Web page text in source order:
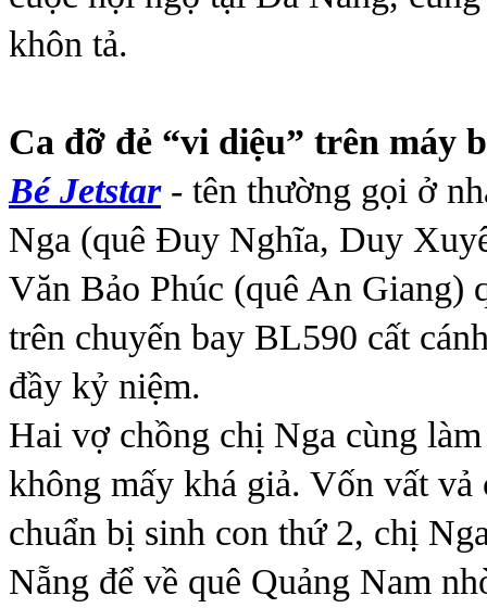
khôn tả.
Ca đỡ đẻ “vi diệu” trên máy
Bé Jetstar- tên thường gọi ở
Nga (quê Đuy Nghĩa, Duy
Văn Bảo Phúc (quê An Giang)
trên chuyến bay BL590 cất
đầy kỷ niệm.
Hai vợ chồng chị Nga cùng
không mấy khá giả. Vốn vất
chuẩn bị sinh con thứ 2, chị
Nẵng để về quê Quảng Nam